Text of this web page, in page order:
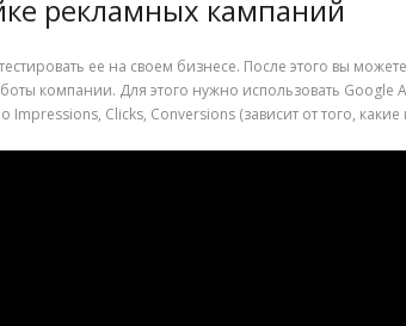
рекламных кампаний
ее на своем бизнесе. После этого вы
компании. Для этого нужно использовать Google
Clicks, Conversions (зависит от того,